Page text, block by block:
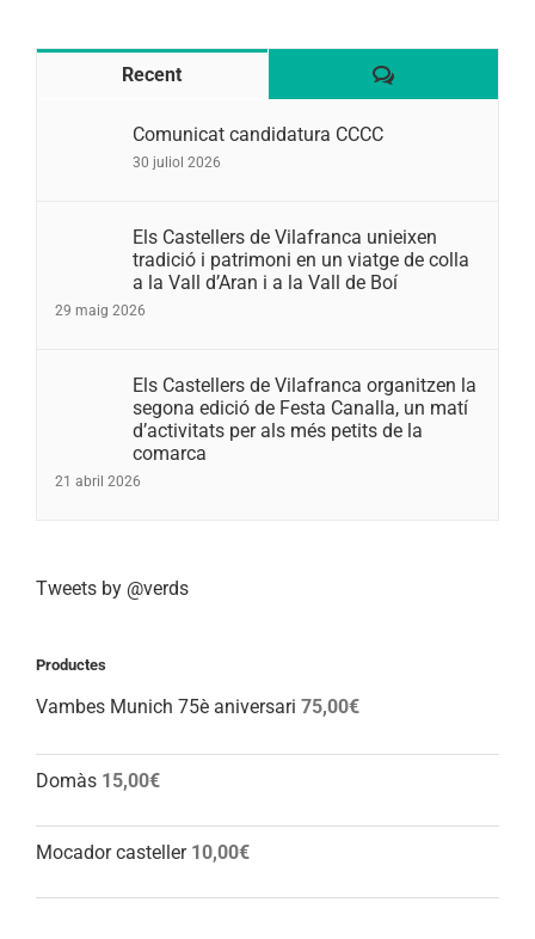
Recent Comentaris
Comunicat candidatura CCCC
30 juliol 2026
Els Castellers de Vilafranca unieixen
tradició i patrimoni en un viatge de colla
a la Vall d’Aran i a la Vall de Boí
29 maig 2026
Els Castellers de Vilafranca organitzen la
segona edició de Festa Canalla, un matí
d’activitats per als més petits de la
comarca
21 abril 2026
Tweets by @verds
Productes
Vambes Munich 75è aniversari 75,00€
Domàs 15,00€
Mocador casteller 10,00€